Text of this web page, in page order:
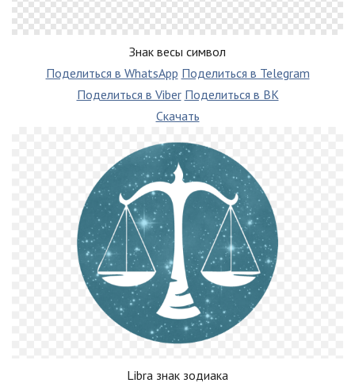
Знак весы символ
Поделиться в WhatsApp Поделиться в Telegram
Поделиться в Viber Поделиться в ВК
Скачать
Libra знак зодиака